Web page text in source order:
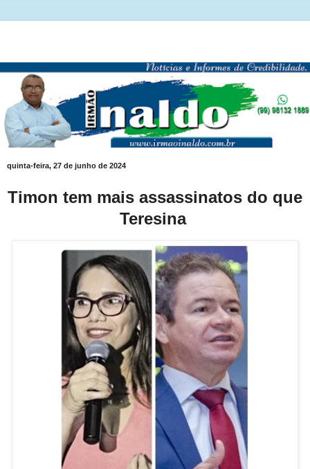
quinta-feira, 27 de junho de 2024
Timon tem mais assassinatos do que
Teresina